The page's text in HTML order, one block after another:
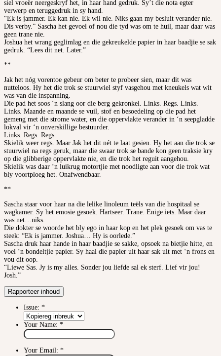
siel vroeër neergeskryf het, in haar hand gedruk. Sy’t die nota egter
verwerp en teruggedruk in sy hand.
“Ek is jammer. Ek kan nie. Ek wil nie. Niks gaan my besluit verander nie.
Dis verby.” Sascha het gevoel of nou die tyd was om te huil, maar daar was
geen trane nie.
Joshua het wrang geglimlag en die gekreukelde papier in haar baadjie se sak
gedruk. “Lees dit net. Later.”
**
Jak het nóg vorentoe gebeur om beter te probeer sien, maar dit was
nutteloos. Hy het die trok se stuurwiel styf vasgehou met kneukels wat wit
was van die inspanning.
Die pad het soos ‘n slang oor die berg gekronkel. Links. Regs. Links.
Links. Maande en maande se vuil, stof en besoedeling op die pad het
gemeng met die strome water, en die oppervlakte verander in ‘n seepgladde
lokval vir ‘n onverskillige bestuurder.
Links. Regs. Regs.
Skielik weer regs. Maar Jak het dit nét te laat gesien. Hy het aan die trok se
stuurwiel na regs geruk, maar die swaar trok se bande kon geen traksie kry
op die glibberige oppervlakte nie, en die trok het reguit aangehou.
Skielik was daar ‘n luikrug motortjie met noodligte aan voor die trok wat
bly voortploeg het. Onafwendbaar.
**
Sascha staar voor haar na die lelike linoleum teëls van die hospitaal se
wagkamer. Sy het emosie gesoek. Hartseer. Trane. Enige iets. Maar daar
was net…niks.
Die dokter se woorde het bly ego in haar kop en het plek gesoek om vas te
steek: “Ek is jammer. Joshua… Hy is oorlede.”
Sascha druk haar hande in haar baadjie se sakke, opsoek na bietjie hitte, en
voel ‘n bondeltjie papier. Sy haal die papier uit haar sak uit met ‘n frons en
vou dit oop.
“Liewe Sas. Jy is my alles. Sonder jou liefde sal ek sterf. Lief vir jou!
Josh.”
Rapporteer inhoud
Issue: *
Your Name: *
Your Email: *